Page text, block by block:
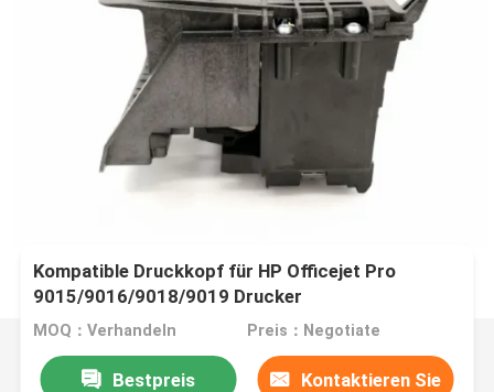
Kompatible Druckkopf für HP Officejet Pro
9015/9016/9018/9019 Drucker
MOQ：Verhandeln Preis：Negotiate
Bestpreis Kontaktieren Sie